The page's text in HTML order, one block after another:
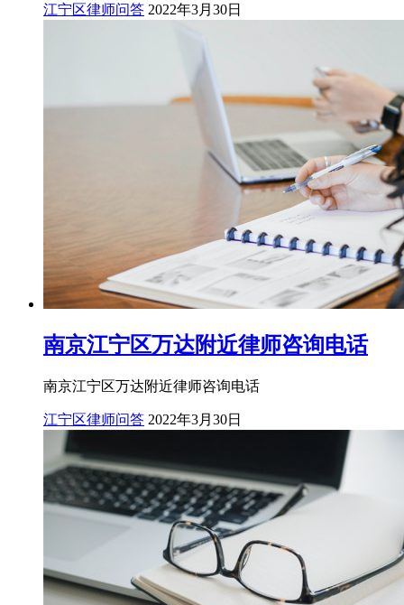
江宁区律师问答 2022年3月30日
南京江宁区万达附近律师咨询电话
南京江宁区万达附近律师咨询电话
江宁区律师问答 2022年3月30日